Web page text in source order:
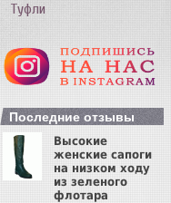
Туфли
Последние отзывы
Высокие
женские сапоги
на низком ходу
из зеленого
флотара